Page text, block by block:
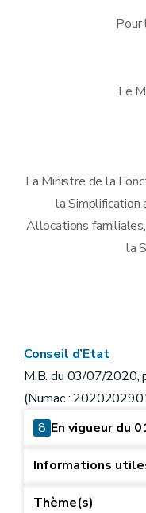
Pour
Le
La Ministre de la
la Simplification
Allocations
la
Conseil d’Etat
M.B. du 03/07/2020,
(Numac :
8 En vigueur du
Informations
Thème(s)